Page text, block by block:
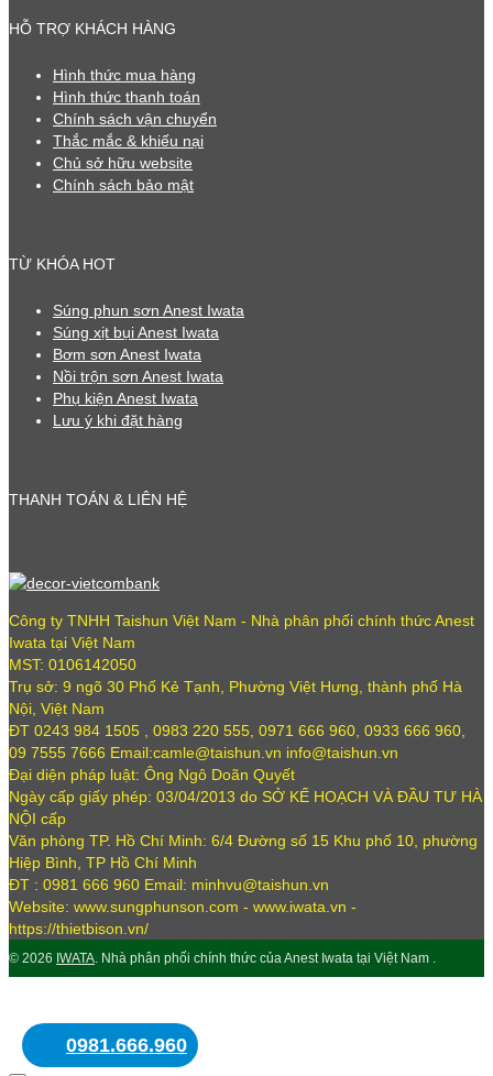
HỖ TRỢ KHÁCH HÀNG
Hình thức mua hàng
Hình thức thanh toán
Chính sách vận chuyển
Thắc mắc & khiếu nại
Chủ sở hữu website
Chính sách bảo mật
TỪ KHÓA HOT
Súng phun sơn Anest Iwata
Súng xịt bụi Anest Iwata
Bơm sơn Anest Iwata
Nồi trộn sơn Anest Iwata
Phụ kiện Anest Iwata
Lưu ý khi đặt hàng
THANH TOÁN & LIÊN HỆ
Công ty TNHH Taishun Việt Nam - Nhà phân phối chính thức Anest
Iwata tại Việt Nam
MST: 0106142050
Trụ sở: 9 ngõ 30 Phố Kẻ Tạnh, Phường Việt Hưng, thành phố Hà
Nội, Việt Nam
ĐT 0243 984 1505 , 0983 220 555, 0971 666 960, 0933 666 960,
09 7555 7666 Email:camle@taishun.vn info@taishun.vn
Đại diện pháp luật: Ông Ngô Doãn Quyết
Ngày cấp giấy phép: 03/04/2013 do SỞ KẾ HOẠCH VÀ ĐẦU TƯ HÀ
NỘI cấp
Văn phòng TP. Hồ Chí Minh: 6/4 Đường số 15 Khu phố 10, phường
Hiệp Bình, TP Hồ Chí Minh
ĐT : 0981 666 960 Email: minhvu@taishun.vn
Website: www.sungphunson.com - www.iwata.vn -
https://thietbison.vn/
© 2026 IWATA. Nhà phân phối chính thức của Anest Iwata tại Việt Nam .
0981.666.960